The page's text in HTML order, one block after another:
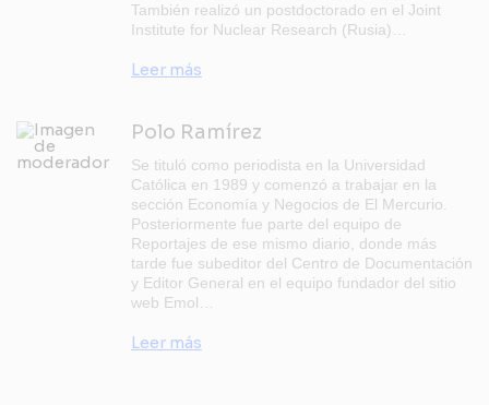
También realizó un postdoctorado en el Joint
Institute for Nuclear Research (Rusia)…
Leer más
Polo Ramírez
Se tituló como periodista en la Universidad
Católica en 1989 y comenzó a trabajar en la
sección Economía y Negocios de El Mercurio.
Posteriormente fue parte del equipo de
Reportajes de ese mismo diario, donde más
tarde fue subeditor del Centro de Documentación
y Editor General en el equipo fundador del sitio
web Emol…
Leer más